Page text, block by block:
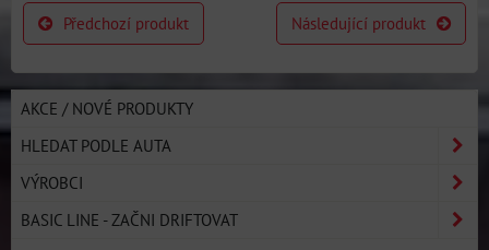
Předchozí produkt Následující produkt
AKCE / NOVÉ PRODUKTY
HLEDAT PODLE AUTA
VÝROBCI
BASIC LINE - ZAČNI DRIFTOVAT